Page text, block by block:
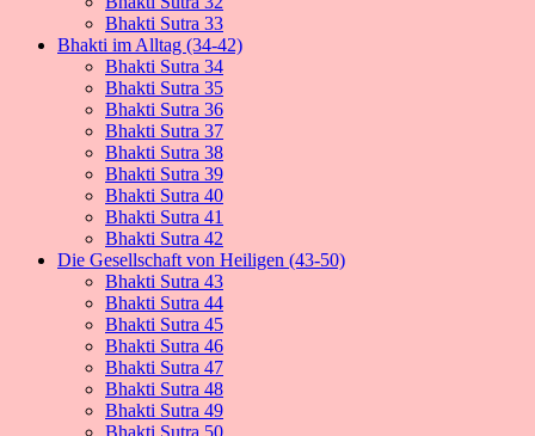
Bhakti Sutra 33
Bhakti im Alltag (34-42)
Bhakti Sutra 34
Bhakti Sutra 35
Bhakti Sutra 36
Bhakti Sutra 37
Bhakti Sutra 38
Bhakti Sutra 39
Bhakti Sutra 40
Bhakti Sutra 41
Bhakti Sutra 42
Die Gesellschaft von Heiligen (43-50)
Bhakti Sutra 43
Bhakti Sutra 44
Bhakti Sutra 45
Bhakti Sutra 46
Bhakti Sutra 47
Bhakti Sutra 48
Bhakti Sutra 49
Bhakti Sutra 50